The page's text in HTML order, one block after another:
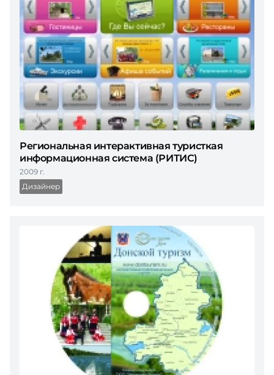
Региональная интерактивная туристкая
информационная система (РИТИС)
2009 г.
Дизайнер